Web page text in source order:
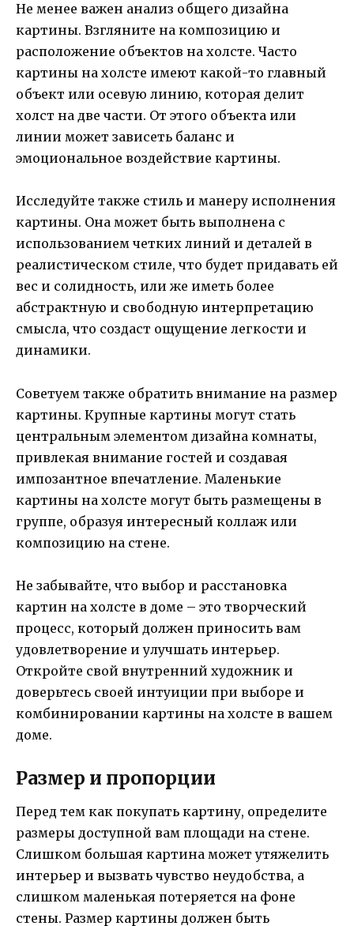
Не менее важен анализ общего дизайна
картины. Взгляните на композицию и
расположение объектов на холсте. Часто
картины на холсте имеют какой-то главный
объект или осевую линию, которая делит
холст на две части. От этого объекта или
линии может зависеть баланс и
эмоциональное воздействие картины.
Исследуйте также стиль и манеру исполнения
картины. Она может быть выполнена с
использованием четких линий и деталей в
реалистическом стиле, что будет придавать ей
вес и солидность, или же иметь более
абстрактную и свободную интерпретацию
смысла, что создаст ощущение легкости и
динамики.
Советуем также обратить внимание на размер
картины. Крупные картины могут стать
центральным элементом дизайна комнаты,
привлекая внимание гостей и создавая
импозантное впечатление. Маленькие
картины на холсте могут быть размещены в
группе, образуя интересный коллаж или
композицию на стене.
Не забывайте, что выбор и расстановка
картин на холсте в доме – это творческий
процесс, который должен приносить вам
удовлетворение и улучшать интерьер.
Откройте свой внутренний художник и
доверьтесь своей интуиции при выборе и
комбинировании картины на холсте в вашем
доме.
Размер и пропорции
Перед тем как покупать картину, определите
размеры доступной вам площади на стене.
Слишком большая картина может утяжелить
интерьер и вызвать чувство неудобства, а
слишком маленькая потеряется на фоне
стены. Размер картины должен быть